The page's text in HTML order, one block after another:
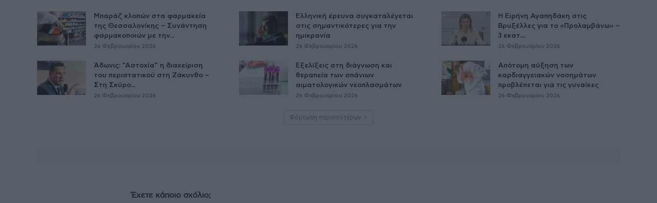
Μπαράζ κλοπών στα φαρμακεία
της Θεσσαλονίκης – Συνάντηση
φαρμακοποιών με την...
26 Φεβρουαρίου 2026
Ελληνική έρευνα συγκαταλέγεται
στις σημαντικότερες για την
ημικρανία
26 Φεβρουαρίου 2026
Η Ειρήνη Αγαπηδάκη στις
Βρυξέλλες για το «Προλαμβάνω» –
3 εκατ....
26 Φεβρουαρίου 2026
Άδωνις: “Αστοχία” η διαχείριση
του περιστατικού στη Ζάκυνθο –
Στη Σκύρο...
26 Φεβρουαρίου 2026
Εξελίξεις στη διάγνωση και
θεραπεία των σπάνιων
αιματολογικών νεοπλασμάτων
26 Φεβρουαρίου 2026
Απότομη αύξηση των
καρδιαγγειακών νοσημάτων
προβλέπεται για τις γυναίκες
26 Φεβρουαρίου 2026
Φόρτωση περισσοτέρων
Έχετε κάποιο σχόλιο;